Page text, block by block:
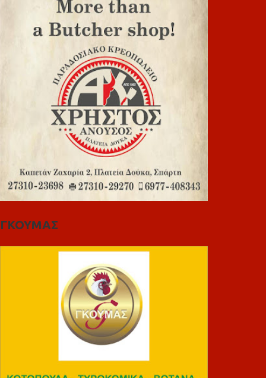
ΓΚΟΥΜΑΣ